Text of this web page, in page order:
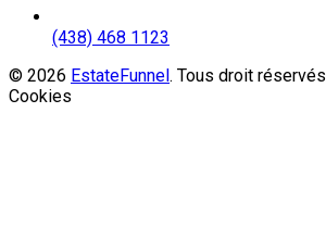
(438) 468 1123
© 2026 EstateFunnel. Tous droit réservés
Cookies